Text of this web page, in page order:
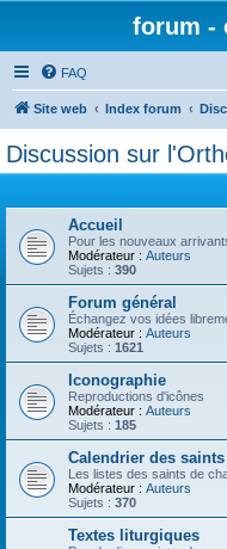
forum -
FAQ
Site web Index forum
Discussion sur
Accueil
Pour les nouveaux
Modérateur : Auteurs
Sujets : 390
Forum général
Échangez vos idées
Modérateur : Auteurs
Sujets : 1621
Iconographie
Reproductions d'icônes
Modérateur : Auteurs
Sujets : 185
Calendrier des saints
Les listes des saints de
Modérateur : Auteurs
Sujets : 370
Textes liturgiques